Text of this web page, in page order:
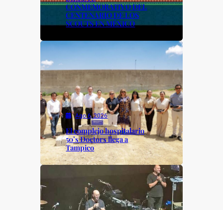
CONMEMORATIVO DEL
CENTENARIO DE LOS
SCOUTS EN MÉXICO
Ago 6, 2026
El complejo hospitalario
50’s Doctors llega a
Tampico